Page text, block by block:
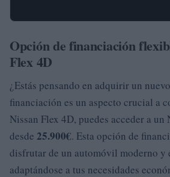
Opción de financiación
Flex 4D
¿Estás pensando en adquirir un
financiación es un aspecto crucial a
Nissan Flex 4D, puedes acceder a un
desde 25.900€. Esta opción de
disfrutar de un automóvil moderno y
adaptándose a tus necesidades